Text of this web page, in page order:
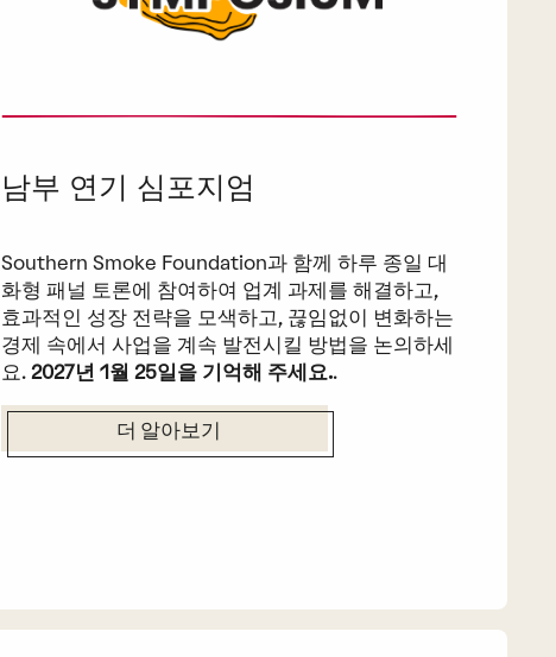
남부 연기 심포지엄
Southern Smoke Foundation과 함께 하루 종일 대
화형 패널 토론에 참여하여 업계 과제를 해결하고,
효과적인 성장 전략을 모색하고, 끊임없이 변화하는
경제 속에서 사업을 계속 발전시킬 방법을 논의하세
요. 2027년 1월 25일을 기억해 주세요..
더 알아보기